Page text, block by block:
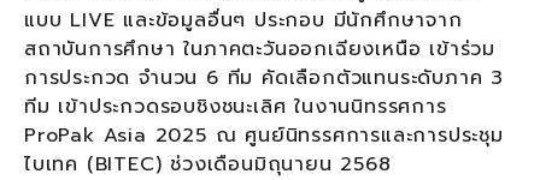
แบบ LIVE และข้อมูลอื่นๆ ประกอบ มีนักศึกษาจาก
สถาบันการศึกษา ในภาคตะวันออกเฉียงเหนือ เข้าร่วม
การประกวด จำนวน 6 ทีม คัดเลือกตัวแทนระดับภาค 3
ทีม เข้าประกวดรอบชิงชนะเลิศ ในงานนิทรรศการ
ProPak Asia 2025 ณ ศูนย์นิทรรศการและการประชุม
ไบเทค (BITEC) ช่วงเดือนมิถุนายน 2568